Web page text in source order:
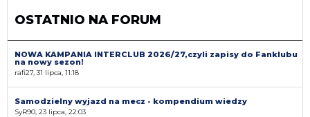
OSTATNIO NA FORUM
NOWA KAMPANIA INTERCLUB 2026/27,czyli zapisy do Fanklubu
na nowy sezon!
rafi27, 31 lipca, 11:18
Samodzielny wyjazd na mecz - kompendium wiedzy
SyR90, 23 lipca, 22:03